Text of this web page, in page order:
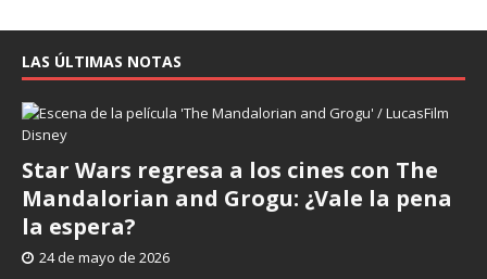
LAS ÚLTIMAS NOTAS
Star Wars regresa a los cines con The
Mandalorian and Grogu: ¿Vale la pena
la espera?
24 de mayo de 2026